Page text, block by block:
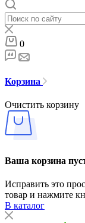
0
Корзина
Очистить корзину
Ваша корзина
Исправить это
товар и нажмите
В каталог